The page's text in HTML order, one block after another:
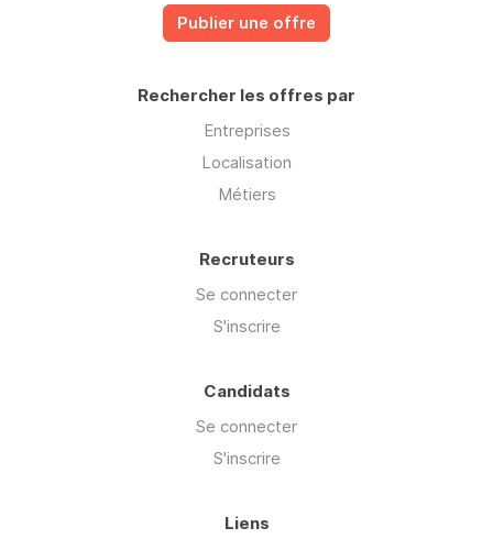
Publier une offre
Rechercher les offres par
Entreprises
Localisation
Métiers
Recruteurs
Se connecter
S'inscrire
Candidats
Se connecter
S'inscrire
Liens